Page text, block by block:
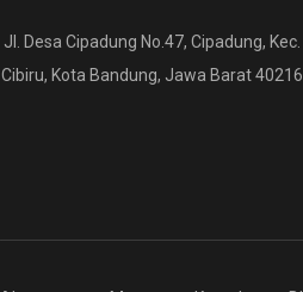
Jl. Desa Cipadung No.47, Cipadung, Kec.
Cibiru, Kota Bandung, Jawa Barat 40216